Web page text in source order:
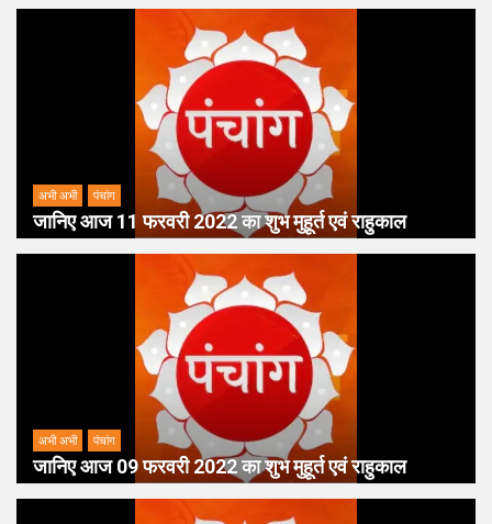
अभी अभी पंचांग
जानिए आज 11 फरवरी 2022 का शुभ मुहूर्त एवं राहुकाल
अभी अभी पंचांग
जानिए आज 09 फरवरी 2022 का शुभ मुहूर्त एवं राहुकाल